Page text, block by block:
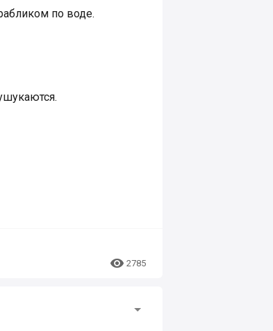
по воде.
 2785